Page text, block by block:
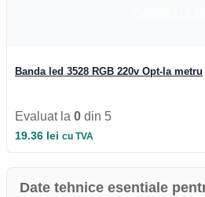
Banda led 3528 RGB 220v Opt-la metru
Evaluat la 0 din 5
19.36 lei cu TVA
Date tehnice esentiale